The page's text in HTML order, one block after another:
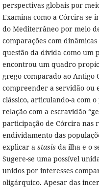
perspectivas globais por
Examina como a Córcira se
do Mediterrâneo por meio
comparações com
questão da dívida como um
encontrou um quadro
grego comparado ao Antigo
compreender a servidão ou
clássico, articulando-a com
relação com a escravidão
participação de Córcira nas
endividamento das
explicar a stasis da ilha e o
Sugere-se uma possível
unidos por interesses
oligárquico. Apesar das